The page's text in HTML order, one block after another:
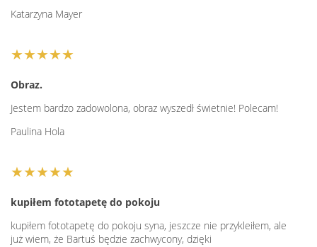
Katarzyna Mayer
★★★★★
Obraz.
Jestem bardzo zadowolona, obraz wyszedł świetnie! Polecam!
Paulina Hola
★★★★★
kupiłem fototapetę do pokoju
kupiłem fototapetę do pokoju syna, jeszcze nie przykleiłem, ale
już wiem, że Bartuś będzie zachwycony, dzięki